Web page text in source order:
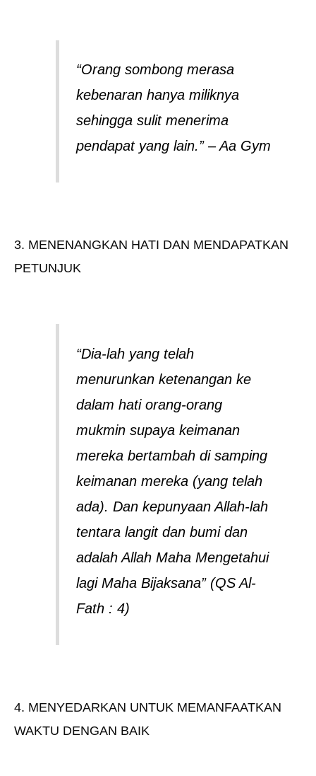
“Orang sombong merasa
kebenaran hanya miliknya
sehingga sulit menerima
pendapat yang lain.” – Aa Gym
3. MENENANGKAN HATI DAN MENDAPATKAN
PETUNJUK
“Dia-lah yang telah
menurunkan ketenangan ke
dalam hati orang-orang
mukmin supaya keimanan
mereka bertambah di samping
keimanan mereka (yang telah
ada). Dan kepunyaan Allah-lah
tentara langit dan bumi dan
adalah Allah Maha Mengetahui
lagi Maha Bijaksana” (QS Al-
Fath : 4)
4. MENYEDARKAN UNTUK MEMANFAATKAN
WAKTU DENGAN BAIK